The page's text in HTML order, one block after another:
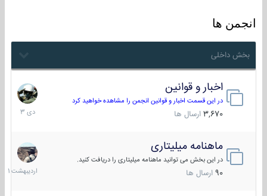
انجمن ها
بخش داخلی
اخبار و قوانین
در این قسمت اخبار و قوانین انجمن را مشاهده خواهید کرد
3,670 ارسال ها
22
دی
1403
ماهنامه میلیتاری
در این بخش می توانید ماهنامه میلیتاری را دریافت کنید.
90 ارسال ها
30
1401